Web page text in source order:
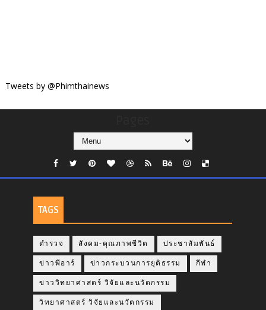
Tweets by @Phimthainews
TAGS
ตำรวจ สังคม-คุณภาพชีวิต ประชาสัมพันธ์
ข่าวพีอาร์ ข่าวกระบวนการยุติธรรม กีฬา
ข่าววิทยาศาสตร์ วิจัยและนวัตกรรม
วิทยาศาสตร์ วิจัยและนวัตกรรม